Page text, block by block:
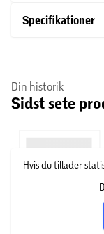
Specifikationer
Din historik
Sidst sete
Hvis du tillader